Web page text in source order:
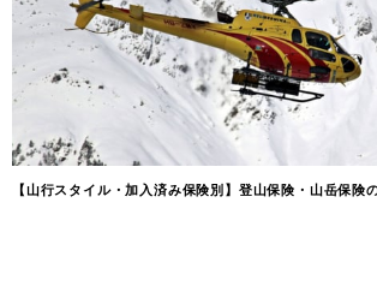
【山行スタイル・加入済み保険別】登山保険・山岳保険